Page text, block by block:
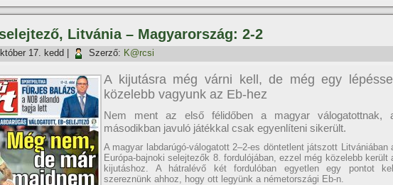
Litvánia – Magyarország: 2-2
17. kedd Szerző: K@rcsi
A kijutásra még várni kell, de még egy lépéssel
közelebb vagyunk az Eb-hez
Nem ment az első félidőben a magyar válogatottnak,
másodikban javuló játékkal csak egyenlíteni sikerült.
A magyar labdarúgó-válogatott 2–2-es döntetlent játszott Litvániában
Európa-bajnoki selejtezők 8. fordulójában, ezzel még közelebb került
kijutáshoz. A hátralévő két fordulóban egyetlen egy pontot kell
szereznünk ahhoz, hogy ott legyünk a németországi Eb-n.